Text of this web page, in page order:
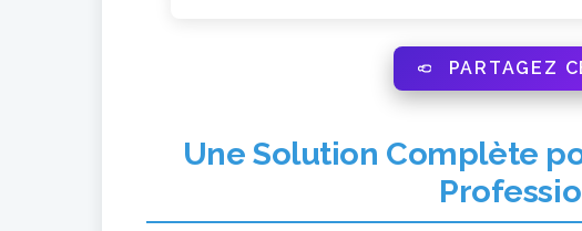
PARTAGEZ
Une Solution Complète